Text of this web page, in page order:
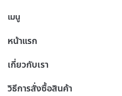
เมนู
หน้าแรก
เกี่ยวกับเรา
วิธีการสั่งซื้อสินค้า